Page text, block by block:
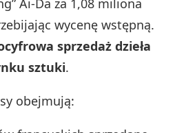
Ai-Da za 1,08 miliona
wycenę wstępną.
sprzedaż dzieła
sztuki.
obejmują: